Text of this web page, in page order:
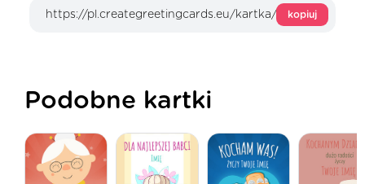
kopiuj
Podobne kartki